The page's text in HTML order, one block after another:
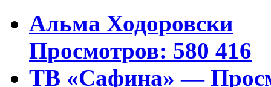
Альма Ходоровски
Просмотров: 580 416
ТВ «Сафина» —